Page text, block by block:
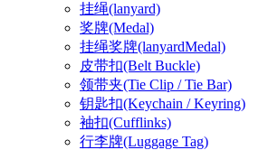
挂绳(lanyard)
奖牌(Medal)
挂绳奖牌(lanyardMedal)
皮带扣(Belt Buckle)
领带夹(Tie Clip / Tie Bar)
钥匙扣(Keychain / Keyring)
袖扣(Cufflinks)
行李牌(Luggage Tag)